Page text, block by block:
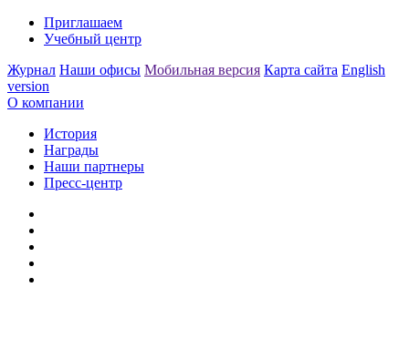
Приглашаем
Учебный центр
Журнал Наши офисы Мобильная версия Карта сайта English
version
О компании
История
Награды
Наши партнеры
Пресс-центр